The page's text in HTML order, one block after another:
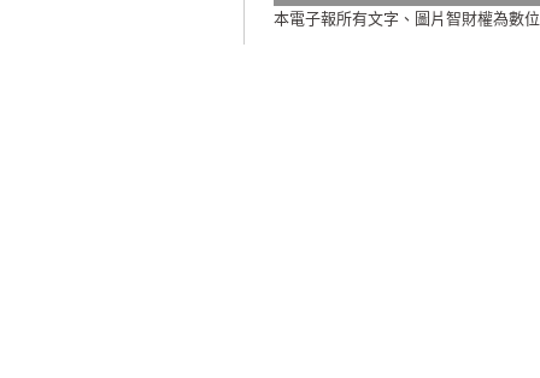
本電子報所有文字、圖片智財權為數